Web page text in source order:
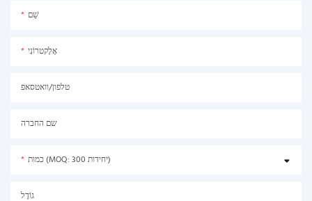
שֵׁם
אֶלֶקטרוֹנִי
טלפון/וואטסאפ
שם החברה
כמות (MOQ: 300 יחידות)
גוֹדֶל